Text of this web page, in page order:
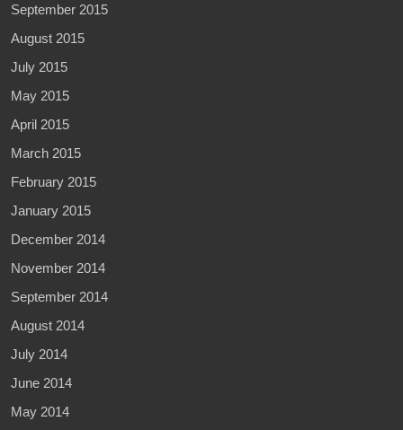
September 2015
August 2015
July 2015
May 2015
April 2015
March 2015
February 2015
January 2015
December 2014
November 2014
September 2014
August 2014
July 2014
June 2014
May 2014